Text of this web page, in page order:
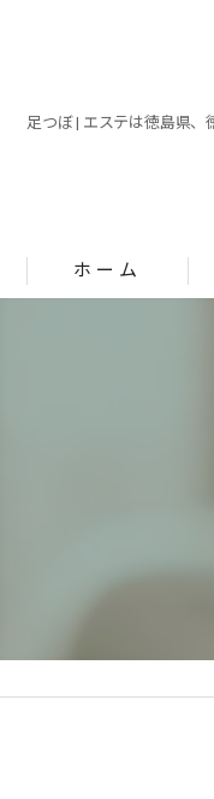
足つぼ | エステは徳島県、
ホーム